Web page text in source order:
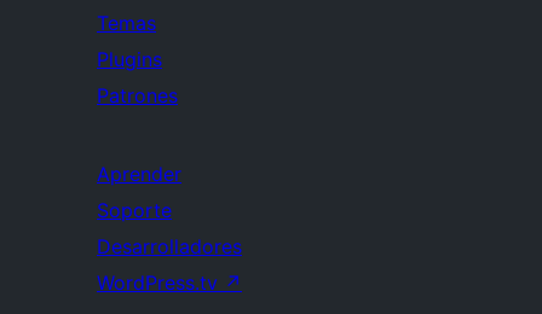
Temas
Plugins
Patrones
Aprender
Soporte
Desarrolladores
WordPress.tv ↗